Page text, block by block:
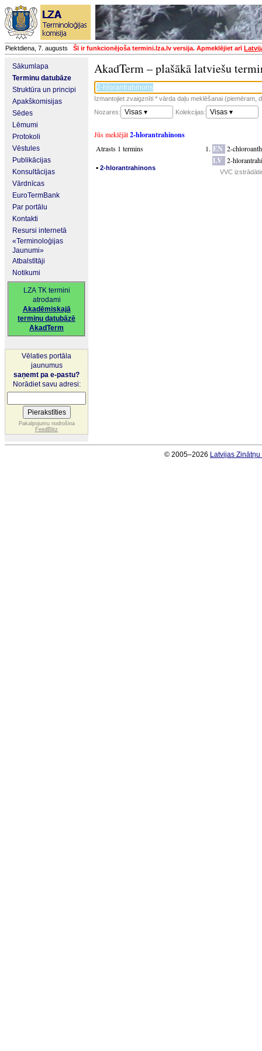
Piektdiena, 7. augusts Šī ir funkcionējoša termini.lza.lv versija. Apmeklējiet arī
Sākumlapa
Terminu datubāze
Struktūra un principi
Apakškomisijas
Sēdes
Lēmumi
Protokoli
Vēstules
Publikācijas
Konsultācijas
Vārdnīcas
EuroTermBank
Par portālu
Kontakti
Resursi internetā
«Terminoloģijas
Jaunumi»
Atbalstītāji
Notikumi
LZA TK termini
atrodami
Akadēmiskajā
terminu datubāzē
AkadTerm
Vēlaties portāla
jaunumus
saņemt pa e-pastu?
Norādiet savu adresi:
Pakalpojumu nodrošina
FeedBlitz
AkadTerm – plašākā latviešu
Izmantojiet zvaigznīti * vārda daļu meklēšanai (piemēram,
Nozares:
Visas ▾ Kolekcijas: Visas ▾
Jūs meklējāt2-hlorantrahinons
Atrasts 1 termins
▪ 2-hlorantrahinons
EN 2-
LV 2-
VVC
© 2005–2026 Latvijas